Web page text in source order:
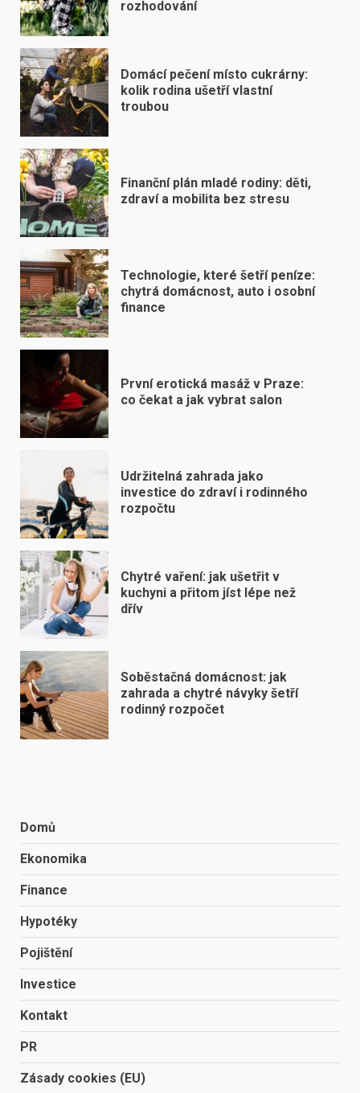
rozhodování
Domácí pečení místo cukrárny:
kolik rodina ušetří vlastní
troubou
Finanční plán mladé rodiny: děti,
zdraví a mobilita bez stresu
Technologie, které šetří peníze:
chytrá domácnost, auto i osobní
finance
První erotická masáž v Praze:
co čekat a jak vybrat salon
Udržitelná zahrada jako
investice do zdraví i rodinného
rozpočtu
Chytré vaření: jak ušetřit v
kuchyni a přitom jíst lépe než
dřív
Soběstačná domácnost: jak
zahrada a chytré návyky šetří
rodinný rozpočet
Domů
Ekonomika
Finance
Hypotéky
Pojištění
Investice
Kontakt
PR
Zásady cookies (EU)